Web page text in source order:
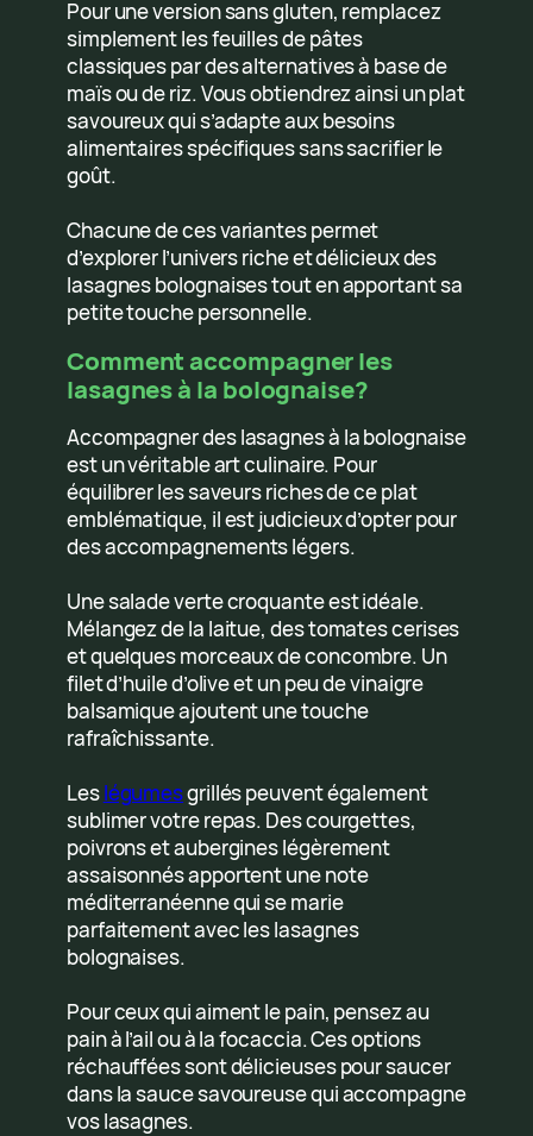
Pour une version sans gluten, remplacez
simplement les feuilles de pâtes
classiques par des alternatives à base de
maïs ou de riz. Vous obtiendrez ainsi un plat
savoureux qui s’adapte aux besoins
alimentaires spécifiques sans sacrifier le
goût.
Chacune de ces variantes permet
d’explorer l’univers riche et délicieux des
lasagnes bolognaises tout en apportant sa
petite touche personnelle.
Comment accompagner les
lasagnes à la bolognaise?
Accompagner des lasagnes à la bolognaise
est un véritable art culinaire. Pour
équilibrer les saveurs riches de ce plat
emblématique, il est judicieux d’opter pour
des accompagnements légers.
Une salade verte croquante est idéale.
Mélangez de la laitue, des tomates cerises
et quelques morceaux de concombre. Un
filet d’huile d’olive et un peu de vinaigre
balsamique ajoutent une touche
rafraîchissante.
Leslégumesgrillés peuvent également
sublimer votre repas. Des courgettes,
poivrons et aubergines légèrement
assaisonnés apportent une note
méditerranéenne qui se marie
parfaitement avec les lasagnes
bolognaises.
Pour ceux qui aiment le pain, pensez au
pain à l’ail ou à la focaccia. Ces options
réchauffées sont délicieuses pour saucer
dans la sauce savoureuse qui accompagne
vos lasagnes.